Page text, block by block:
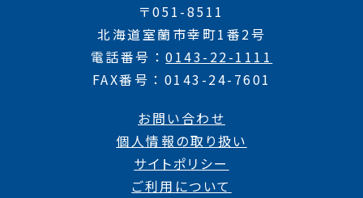
〒051-8511
北海道室蘭市幸町1番2号
電話番号
0143-22-1111
FAX番号
0143-24-7601
お問い合わせ
個人情報の取り扱い
サイトポリシー
ご利用について